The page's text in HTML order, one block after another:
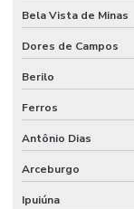
Bela Vista de Minas
Dores de Campos
Berilo
Ferros
Antônio Dias
Arceburgo
Ipuiúna